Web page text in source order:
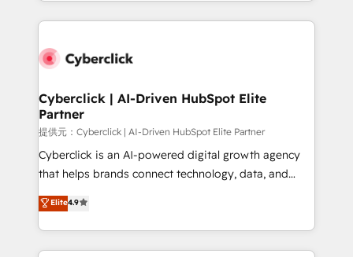
HubSpot projects for mid-market and enterprise
combine HubSpot, data, and AI to design connected
and technology for predictable, scalable revenue
growth. Our expertise spans RevOps, CRM and data
architecture, AI enablement, and strategic marketing,
delivered through our proprietary FLAIR framework
for responsible AI adoption. As a HubSpot Elite
we blend strategy, creativity, and technology to help
organisations scale smarter and grow stronger.
Cyberclick | AI-Driven HubSpot Elite
Partner
提供元：Cyberclick | AI-Driven HubSpot Elite Partner
Cyberclick is an AI-powered digital growth agency
that helps brands connect technology, data, and
creativity to achieve measurable results. Founded in
Barcelona and operating across Spain, LATAM, and
the UK, we support global companies in building
smarter marketing, sales, and customer success
Elite4.9